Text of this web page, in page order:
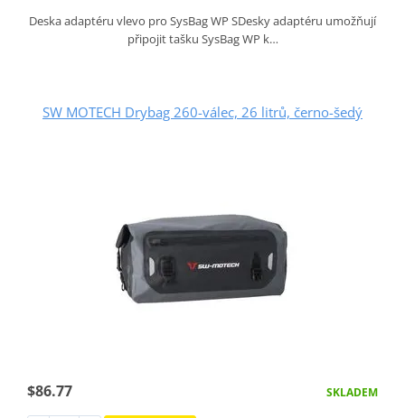
Deska adaptéru vlevo pro SysBag WP SDesky adaptéru umožňují
připojit tašku SysBag WP k…
SW MOTECH Drybag 260-válec, 26 litrů, černo-šedý
$86.77 SKLADEM